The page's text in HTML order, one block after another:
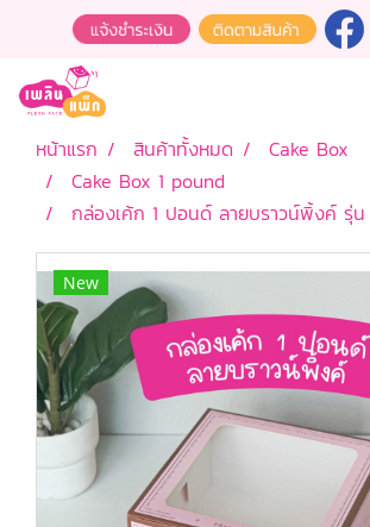
หน้าแรก สินค้าทั้งหมด
Cake Box
Cake Box 1 pound
กล่องเค้ก 1 ปอนด์ ลายบราวน์พิ้งค์ รุ่น
New